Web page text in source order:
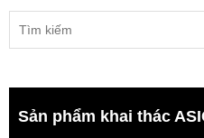
Sản phẩm khai thác